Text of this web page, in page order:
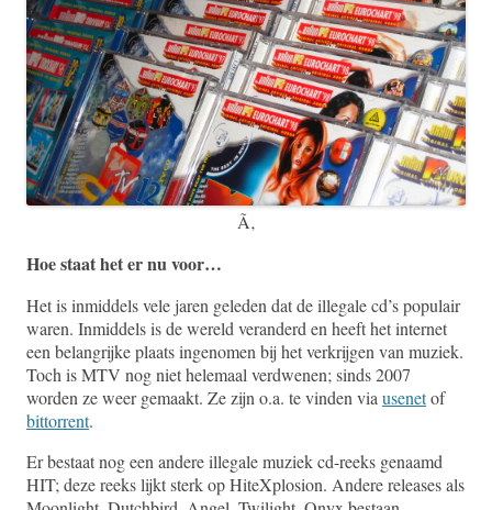
Ã‚
Hoe staat het er nu voor…
Het is inmiddels vele jaren geleden dat de illegale cd’s populair
waren. Inmiddels is de wereld veranderd en heeft het internet
een belangrijke plaats ingenomen bij het verkrijgen van muziek.
Toch is MTV nog niet helemaal verdwenen; sinds 2007
worden ze weer gemaakt. Ze zijn o.a. te vinden via usenetof
bittorrent.
Er bestaat nog een andere illegale muziek cd-reeks genaamd
HIT; deze reeks lijkt sterk op HiteXplosion. Andere releases als